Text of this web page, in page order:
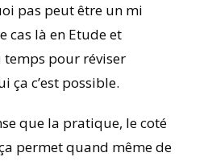
pas peut être un mi
cas là en Etude et
temps pour réviser
ça c’est possible.
que la pratique, le coté
permet quand même de